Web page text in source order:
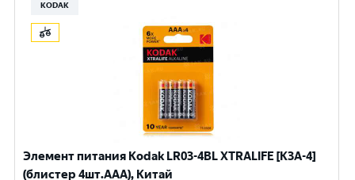
KODAK
Элемент питания Kodak LR03-4BL XTRALIFE [K3A-4]
(блистер 4шт.AАА), Китай